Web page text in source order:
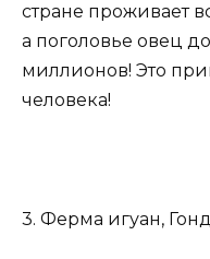
стране проживает
а поголовье овец
миллионов! Это
человека!
3. Ферма игуан,